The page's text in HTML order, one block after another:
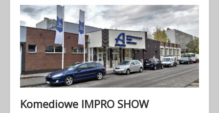
Komediowe IMPRO SHOW